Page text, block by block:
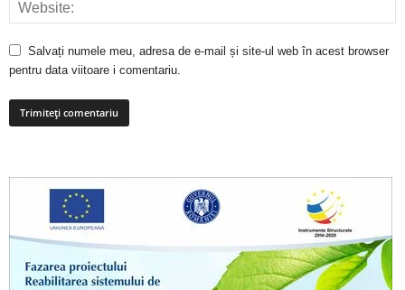
Salvați numele meu, adresa de e-mail și site-ul web în acest browser
pentru data viitoare i comentariu.